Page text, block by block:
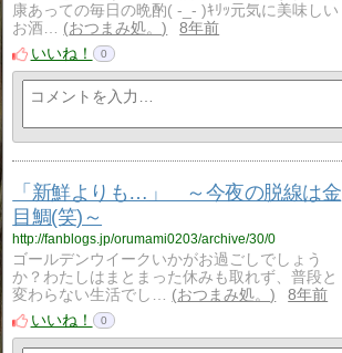
康あっての毎日の晩酌( -_- )ｷﾘｯ元気に美味しい
お酒…
おつまみ処。
8年前
いいね！
0
「新鮮よりも…」 ～今夜の脱線は金
目鯛(笑)～
http://fanblogs.jp/orumami0203/archive/30/0
ゴールデンウイークいかがお過ごしでしょう
か？わたしはまとまった休みも取れず、普段と
変わらない生活でし…
おつまみ処。
8年前
いいね！
0